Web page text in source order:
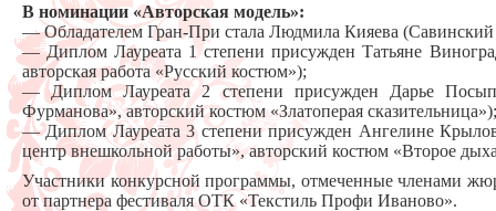
В номинации «Авторская модель»:
— Обладателем Гран-При стала Людмила Кияева
— Диплом Лауреата 1 степени присужден Татьяне
авторская работа «Русский костюм»);
— Диплом Лауреата 2 степени присужден Дарье
Фурманова», авторский костюм «Златоперая сказительница»);
— Диплом Лауреата 3 степени присужден Ангелине
центр внешкольной работы», авторский костюм «Второе
Участники конкурсной программы, отмеченные членами
от партнера фестиваля ОТК «Текстиль Профи Иваново».